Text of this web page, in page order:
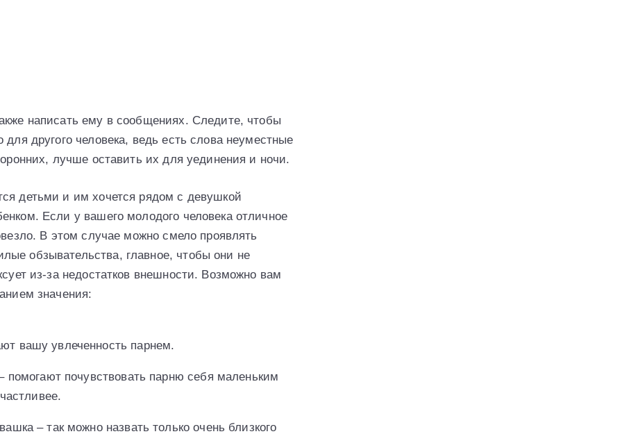
написать ему в сообщениях. Следите, чтобы
другого человека, ведь есть слова неуместные
лучше оставить их для уединения и ночи.
детьми и им хочется рядом с девушкой
Если у вашего молодого человека отличное
В этом случае можно смело проявлять
обзывательства, главное, чтобы они не
из-за недостатков внешности. Возможно вам
значения:
вашу увлеченность парнем.
почувствовать парню себя маленьким
– так можно назвать только очень близкого